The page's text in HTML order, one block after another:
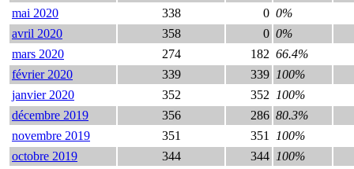
mai 2020
338 0 0%
avril 2020
358 0 0%
mars 2020
274 182 66.4%
février 2020
339 339 100%
janvier 2020
352 352
100%
décembre 2019
356 286 80.3%
novembre 2019
351 351
100%
octobre 2019
344 344 100%